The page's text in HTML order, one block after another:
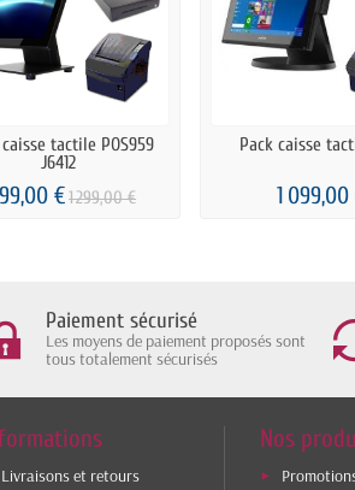
tactile POS959
J6412
€1 299,00 €
Pack caisse
1 099,00
Paiement sécurisé
Les moyens de paiement proposés sont
tous totalement sécurisés
Livraisons et retours
Nos